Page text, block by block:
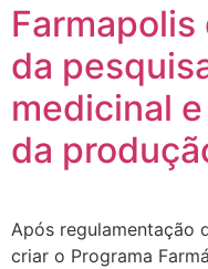
da
medicinal
da
Após regulamentação
criar o Programa